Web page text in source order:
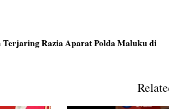
Terjaring Razia Aparat Polda Maluku di